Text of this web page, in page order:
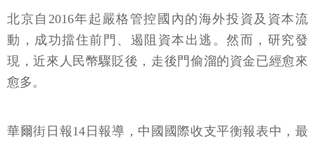
北京自2016年起嚴格管控國內的海外投資及資本流
動，成功擋住前門、遏阻資本出逃。然而，研究發
現，近來人民幣驟貶後，走後門偷溜的資金已經愈來
愈多。
華爾街日報14日報導，中國國際收支平衡報表中，最